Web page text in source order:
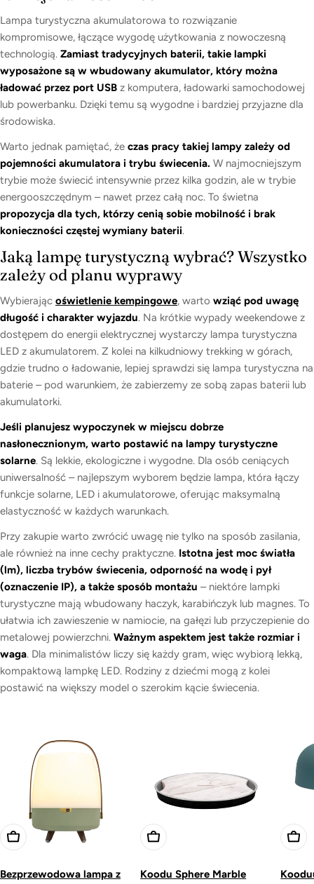
Lampa turystyczna akumulatorowa to rozwiązanie
kompromisowe, łączące wygodę użytkowania z nowoczesną
technologią. Zamiast tradycyjnych baterii, takie lampki
wyposażone są w wbudowany akumulator, który można
ładować przez port USB z komputera, ładowarki samochodowej
lub powerbanku. Dzięki temu są wygodne i bardziej przyjazne dla
środowiska.
Warto jednak pamiętać, że czas pracy takiej lampy zależy od
pojemności akumulatora i trybu świecenia. W najmocniejszym
trybie może świecić intensywnie przez kilka godzin, ale w trybie
energooszczędnym – nawet przez całą noc. To świetna
propozycja dla tych, którzy cenią sobie mobilność i brak
konieczności częstej wymiany baterii.
Jaką lampę turystyczną wybrać? Wszystko
zależy od planu wyprawy
Wybierając oświetlenie kempingowe, warto wziąć pod uwagę
długość i charakter wyjazdu. Na krótkie wypady weekendowe z
dostępem do energii elektrycznej wystarczy lampa turystyczna
LED z akumulatorem. Z kolei na kilkudniowy trekking w górach,
gdzie trudno o ładowanie, lepiej sprawdzi się lampa turystyczna na
baterie – pod warunkiem, że zabierzemy ze sobą zapas baterii lub
akumulatorki.
Jeśli planujesz wypoczynek w miejscu dobrze
nasłonecznionym, warto postawić na lampy turystyczne
solarne. Są lekkie, ekologiczne i wygodne. Dla osób ceniących
uniwersalność – najlepszym wyborem będzie lampa, która łączy
funkcje solarne, LED i akumulatorowe, oferując maksymalną
elastyczność w każdych warunkach.
Przy zakupie warto zwrócić uwagę nie tylko na sposób zasilania,
ale również na inne cechy praktyczne. Istotna jest moc światła
(lm), liczba trybów świecenia, odporność na wodę i pył
(oznaczenie IP), a także sposób montażu – niektóre lampki
turystyczne mają wbudowany haczyk, karabińczyk lub magnes. To
ułatwia ich zawieszenie w namiocie, na gałęzi lub przyczepienie do
metalowej powierzchni. Ważnym aspektem jest także rozmiar i
waga. Dla minimalistów liczy się każdy gram, więc wybiorą lekką,
kompaktową lampkę LED. Rodziny z dziećmi mogą z kolei
postawić na większy model o szerokim kącie świecenia.
Dodaj do koszyka
Bezprzewodowa lampa z
Dodaj do koszyka
Koodu Sphere Marble